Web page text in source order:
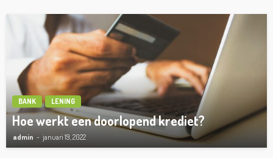
BANK LENING
Hoe werkt een doorlopend krediet?
admin januari 19, 2022